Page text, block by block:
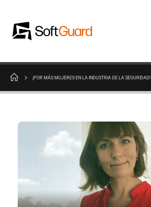
¡POR MÁS MUJERES EN LA INDUSTRIA DE LA SEGURIDAD!